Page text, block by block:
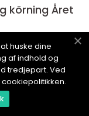
körning Året
huske dine
af indhold og
tredjepart. Ved